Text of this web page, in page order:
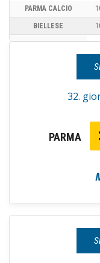
PARMA CALCIO
BIELLESE
32.
PARMA